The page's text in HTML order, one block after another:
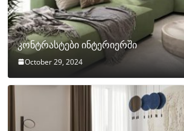
კონტრასტები ინტერიერში
October 29, 2024